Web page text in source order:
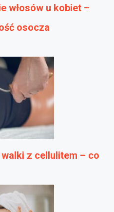
włosów u kobiet –
osocza
z cellulitem – co